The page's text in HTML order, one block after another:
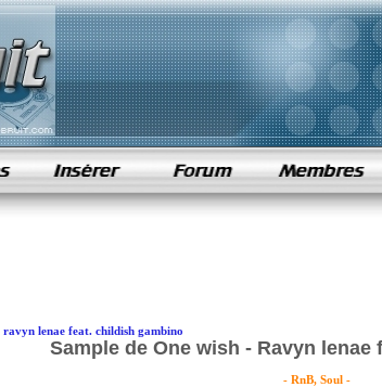
ravyn lenae feat. childish gambino
Sample de One wish - Ravyn
- RnB, Soul -